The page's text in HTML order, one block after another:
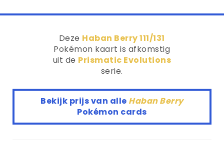
Deze Haban Berry 111/131
Pokémon kaart is afkomstig
uit de Prismatic Evolutions
serie.
Bekijk prijs van alle Haban Berry
Pokémon cards